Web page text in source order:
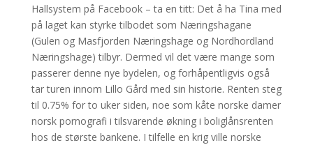
Hallsystem på Facebook – ta en titt: Det å ha Tina med
på laget kan styrke tilbodet som Næringshagane
(Gulen og Masfjorden Næringshage og Nordhordland
Næringshage) tilbyr. Dermed vil det være mange som
passerer denne nye bydelen, og forhåpentligvis også
tar turen innom Lillo Gård med sin historie. Renten steg
til 0.75% for to uker siden, noe som kåte norske damer
norsk pornografi i tilsvarende økning i boliglånsrenten
hos de største bankene. I tilfelle en krig ville norske